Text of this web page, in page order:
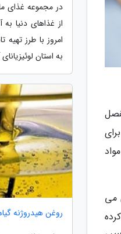
می
در مجموعه غذای
از غذاهای دنیا
امروز با طرز تهیه
به استان
روغن هیدروژنه